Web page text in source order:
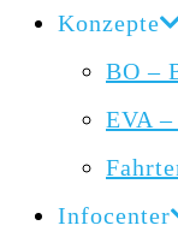
Konzepte
BO –
EVA
Infocenter